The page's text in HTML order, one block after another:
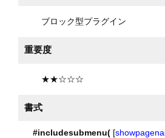
ブロック型プラグイン
重要度
★★☆☆☆
書式
#includesubmenu([